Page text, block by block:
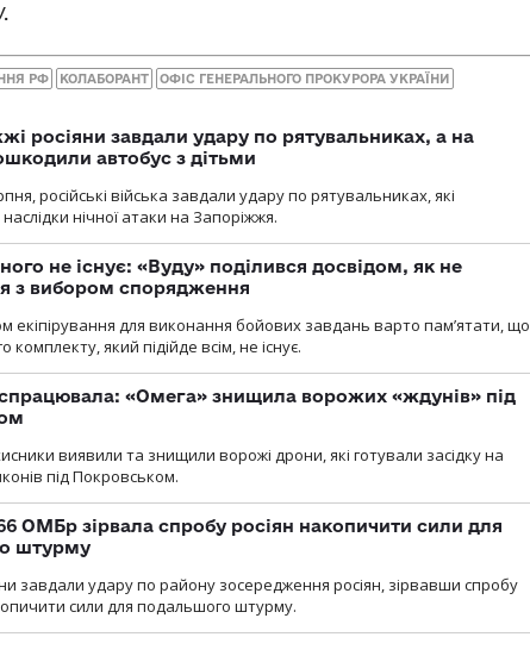
РФ КОЛАБОРАНТ ОФІС ГЕНЕРАЛЬНОГО ПРОКУРОРА УКРАЇНИ
росіяни завдали удару по рятувальниках, а на
автобус з дітьми
російські війська завдали удару по рятувальниках, які
нічної атаки на Запоріжжя.
не існує: «Вуду» поділився досвідом, як не
з вибором спорядження
екіпірування для виконання бойових завдань варто пам’ятати, що
комплекту, який підійде всім, не існує.
спрацювала: «Омега» знищила ворожих «ждунів» під
виявили та знищили ворожі дрони, які готували засідку на
під Покровськом.
ОМБр зірвала спробу росіян накопичити сили для
штурму
завдали удару по району зосередження росіян, зірвавши спробу
сили для подальшого штурму.